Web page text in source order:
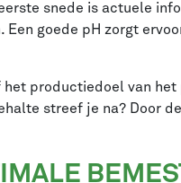
snede is actuele
Een goede pH zorgt
productiedoel van
streef je na? Door